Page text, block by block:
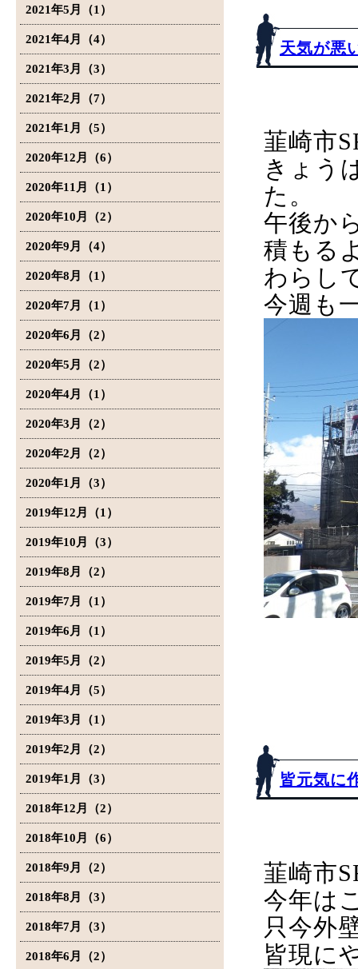
2021年5月（1）
2021年4月（4）
2021年3月（3）
2021年2月（7）
2021年1月（5）
2020年12月（6）
2020年11月（1）
2020年10月（2）
2020年9月（4）
2020年8月（1）
2020年7月（1）
2020年6月（2）
2020年5月（2）
2020年4月（1）
2020年3月（2）
2020年2月（2）
2020年1月（3）
2019年12月（1）
2019年10月（3）
2019年8月（2）
2019年7月（1）
2019年6月（1）
2019年5月（2）
2019年4月（5）
2019年3月（1）
2019年2月（2）
2019年1月（3）
2018年12月（2）
2018年10月（6）
2018年9月（2）
2018年8月（3）
2018年7月（3）
2018年6月（2）
天気が悪
韮崎市
きょう
た。
午後か
積もる
わらし
今週も
皆元気に
韮崎市
今年は
只今外
皆現に